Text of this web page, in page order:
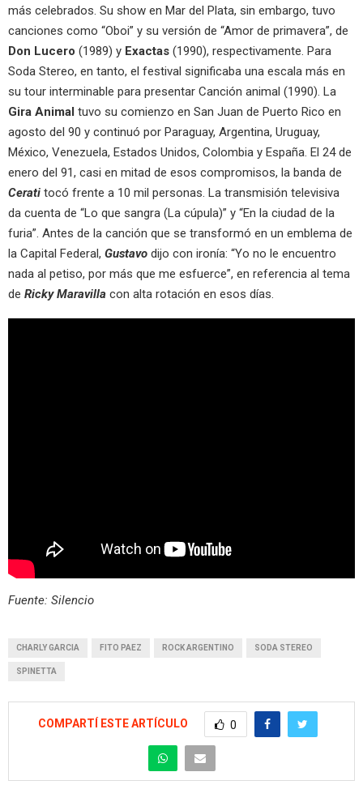
más celebrados. Su show en Mar del Plata, sin embargo, tuvo
canciones como “Oboi” y su versión de “Amor de primavera”, de
Don Lucero (1989) y Exactas (1990), respectivamente. Para
Soda Stereo, en tanto, el festival significaba una escala más en
su tour interminable para presentar Canción animal (1990). La
Gira Animal tuvo su comienzo en San Juan de Puerto Rico en
agosto del 90 y continuó por Paraguay, Argentina, Uruguay,
México, Venezuela, Estados Unidos, Colombia y España. El 24 de
enero del 91, casi en mitad de esos compromisos, la banda de
Cerati tocó frente a 10 mil personas. La transmisión televisiva
da cuenta de “Lo que sangra (La cúpula)” y “En la ciudad de la
furia”. Antes de la canción que se transformó en un emblema de
la Capital Federal, Gustavo dijo con ironía: “Yo no le encuentro
nada al petiso, por más que me esfuerce”, en referencia al tema
de Ricky Maravilla con alta rotación en esos días.
Fuente: Silencio
CHARLY GARCIA FITO PAEZ ROCK ARGENTINO SODA STEREO
SPINETTA
COMPARTÍ ESTE ARTÍCULO 0